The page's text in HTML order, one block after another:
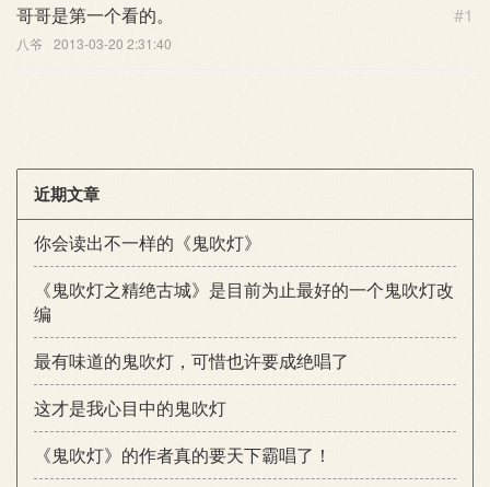
#1
哥哥是第一个看的。
八爷 2013-03-20 2:31:40
近期文章
你会读出不一样的《鬼吹灯》
《鬼吹灯之精绝古城》是目前为止最好的一个鬼吹灯改
编
最有味道的鬼吹灯，可惜也许要成绝唱了
这才是我心目中的鬼吹灯
《鬼吹灯》的作者真的要天下霸唱了！